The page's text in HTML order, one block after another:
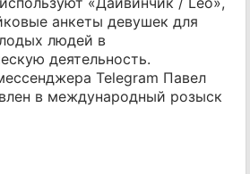
анкеты девушек для
людей в
деятельность.
Telegram Павел
в международный розыск